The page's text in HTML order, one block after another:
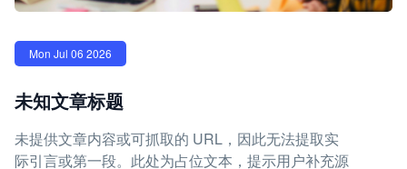
Mon Jul 06 2026
未知文章标题
未提供文章内容或可抓取的 URL，因此无法提取实
际引言或第一段。此处为占位文本，提示用户补充源